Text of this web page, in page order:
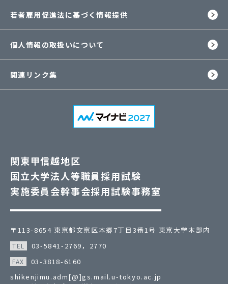
若者雇用促進法に基づく情報提供
個人情報の取扱いについて
関連リンク集
関東甲信越地区
国立大学法人等職員採用試験
実施委員会幹事会採用試験事務室
〒113-8654 東京都文京区本郷7丁目3番1号 東京大学本部内
TEL 03-5841-2769 ，2770
FAX
03-3818-6160
shikenjimu.adm[@]gs.mail.u-tokyo.ac.jp